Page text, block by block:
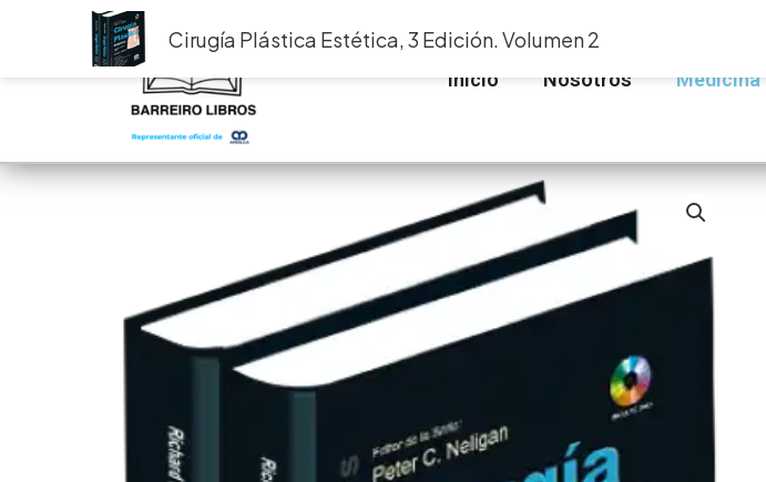
Inicio Nosotros Medicina
Cirugía Plástica Estética, 3 Edición. Volumen 2